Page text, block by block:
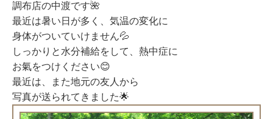
調布店の中渡です🌺
最近は暑い日が多く、気温の変化に
身体がついていけません💦
しっかりと水分補給をして、熱中症に
お氣をつけください😊
最近は、また地元の友人から
写真が送られてきました🌟